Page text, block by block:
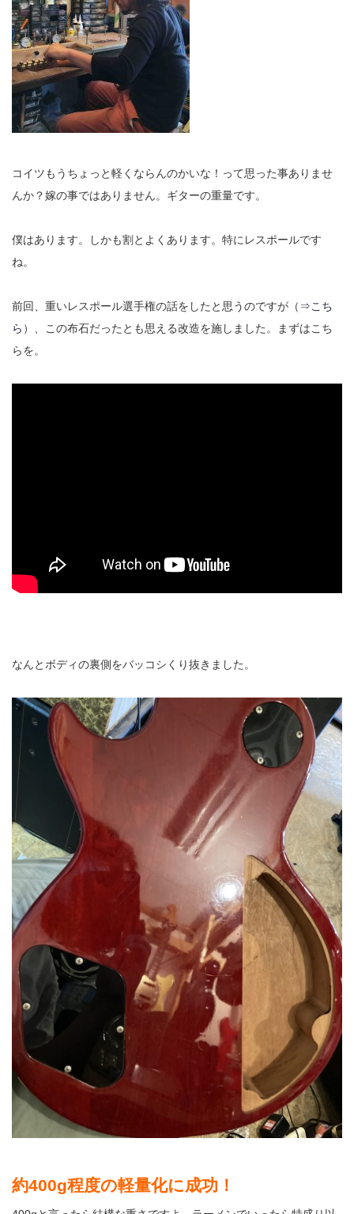
コイツもうちょっと軽くならんのかいな！って思った事ありませ
んか？嫁の事ではありません。ギターの重量です。
僕はあります。しかも割とよくあります。特にレスポールです
ね。
前回、重いレスポール選手権の話をしたと思うのですが（ ⇒こち
ら ）、この布石だったとも思える改造を施しました。まずはこち
らを。
なんとボディの裏側をバッコシくり抜きました。
約400g程度の軽量化に成功！